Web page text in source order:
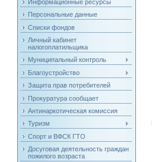
Информационные ресурсы
Персональные данные
Списки фондов
Личный кабинет
налогоплатильщика
Муниципальный контроль
Благоустройство
Защита прав потребителей
Прокуратура сообщает
Антинаркотическая комиссия
Туризм
Спорт и ВФСК ГТО
Досуговая деятельность граждан
пожилого возраста